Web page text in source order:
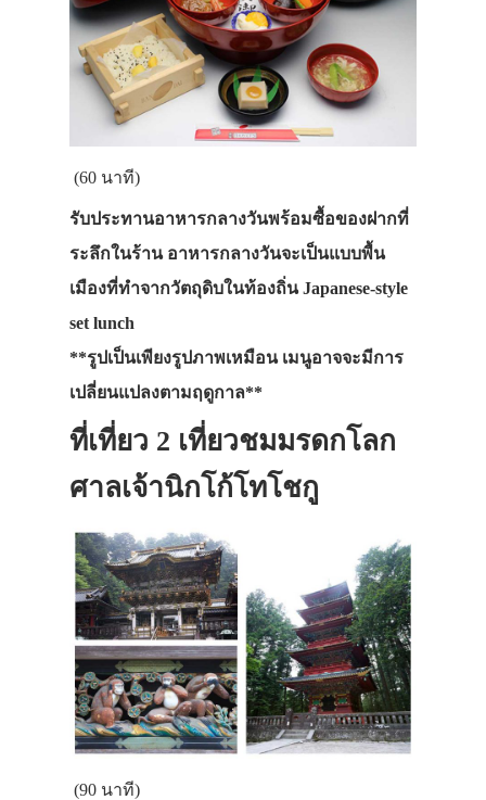
(60 นาที)
รับประทานอาหารกลางวันพร้อมซื้อของฝากที่
ระลึกในร้าน อาหารกลางวันจะเป็นแบบพื้น
เมืองที่ทำจากวัตถุดิบในท้องถิ่น Japanese-style
set lunch
**รูปเป็นเพียงรูปภาพเหมือน เมนูอาจจะมีการ
เปลี่ยนแปลงตามฤดูกาล**
ที่เที่ยว 2 เที่ยวชมมรดกโลก
ศาลเจ้านิกโก้โทโชกู
(90 นาที)